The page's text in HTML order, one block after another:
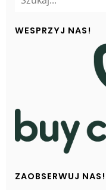
WESPRZYJ NAS!
ZAOBSERWUJ NAS!